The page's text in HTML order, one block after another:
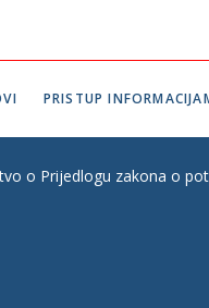
PRISTUP
o Prijedlogu zakona o